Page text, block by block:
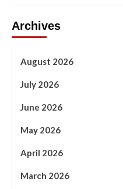
Archives
August 2026
July 2026
June 2026
May 2026
April 2026
March 2026